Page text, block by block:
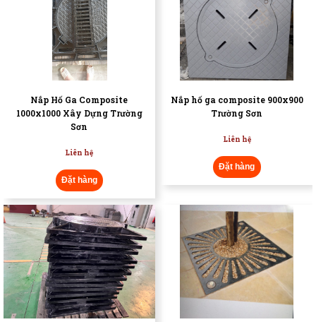
Nắp Hố Ga Composite
1000x1000 Xây Dựng Trường
Sơn
Liên hệ
Đặt hàng
Nắp hố ga composite 900x900
Trường Sơn
Liên hệ
Đặt hàng